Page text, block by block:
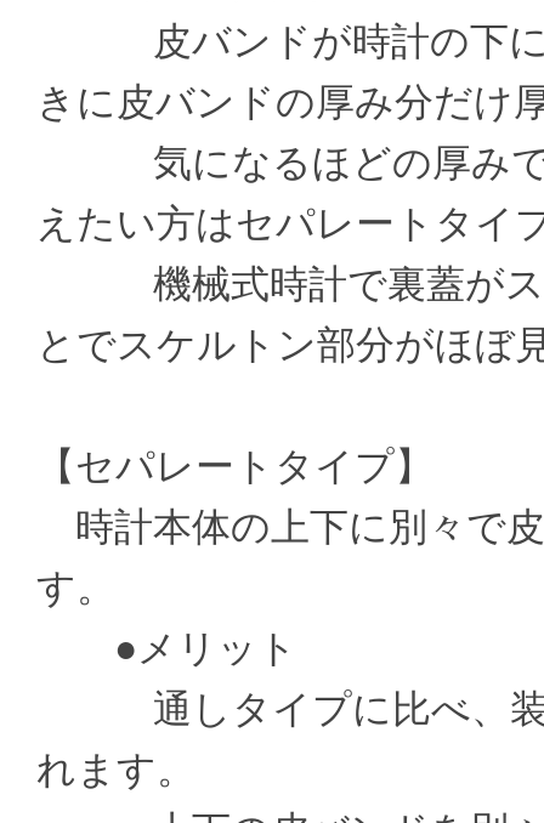
皮バンドが時計の下に
きに皮バンドの厚み分だけ
気になるほどの厚みで
えたい方はセパレートタイ
機械式時計で裏蓋がス
とでスケルトン部分がほぼ
【セパレートタイプ】
時計本体の上下に別々で
す。
●メリット
通しタイプに比べ、装
れます。